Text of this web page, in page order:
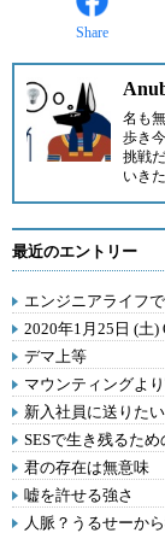
Share
名も
歩き
挑戦
いきた
最近のエントリー
エンジニアライフ
2020年1月25日 (土)
デマ上等
マウンティングよ
新入社員に送りた
SESで生き残るた
君の存在は無意味
嘘を許せる強さ
人脈？うるせーから